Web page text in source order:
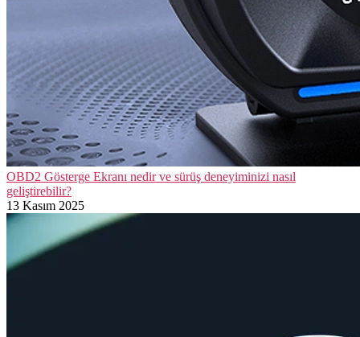
OBD2 Gösterge Ekranı nedir ve sürüş deneyiminizi nasıl
geliştirebilir?
13 Kasım 2025